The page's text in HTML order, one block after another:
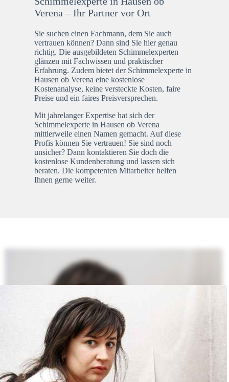
Verena – Ihr Partner vor Ort
Sie suchen einen Fachmann, dem Sie auch
vertrauen können? Dann sind Sie hier genau
richtig. Die ausgebildeten Schimmelexperten
glänzen mit Fachwissen und praktischer
Erfahrung. Zudem bietet der Schimmelexperte in
Hausen ob Verena eine kostenlose
Kostenanalyse, keine versteckte Kosten, faire
Preise und ein faires Preisversprechen.
Mit jahrelanger Expertise hat sich der
Schimmelexperte in Hausen ob Verena
mittlerweile einen Namen gemacht. Auf diese
Profis können Sie vertrauen! Sie sind noch
unsicher? Dann kontaktieren Sie doch die
kostenlose Kundenberatung und lassen sich
beraten. Die kompetenten Mitarbeiter helfen
Ihnen gerne weiter.